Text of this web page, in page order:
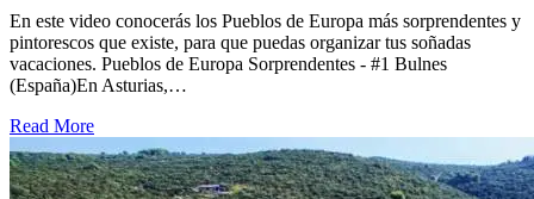
En este video conocerás los Pueblos de Europa más sorprendentes y
pintorescos que existe, para que puedas organizar tus soñadas
vacaciones. Pueblos de Europa Sorprendentes - #1 Bulnes
(España)En Asturias,…
Read More